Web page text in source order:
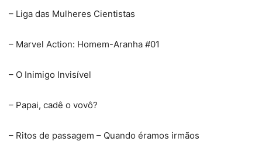
– Liga das Mulheres Cientistas
– Marvel Action: Homem-Aranha #01
– O Inimigo Invisível
– Papai, cadê o vovô?
– Ritos de passagem – Quando éramos irmãos